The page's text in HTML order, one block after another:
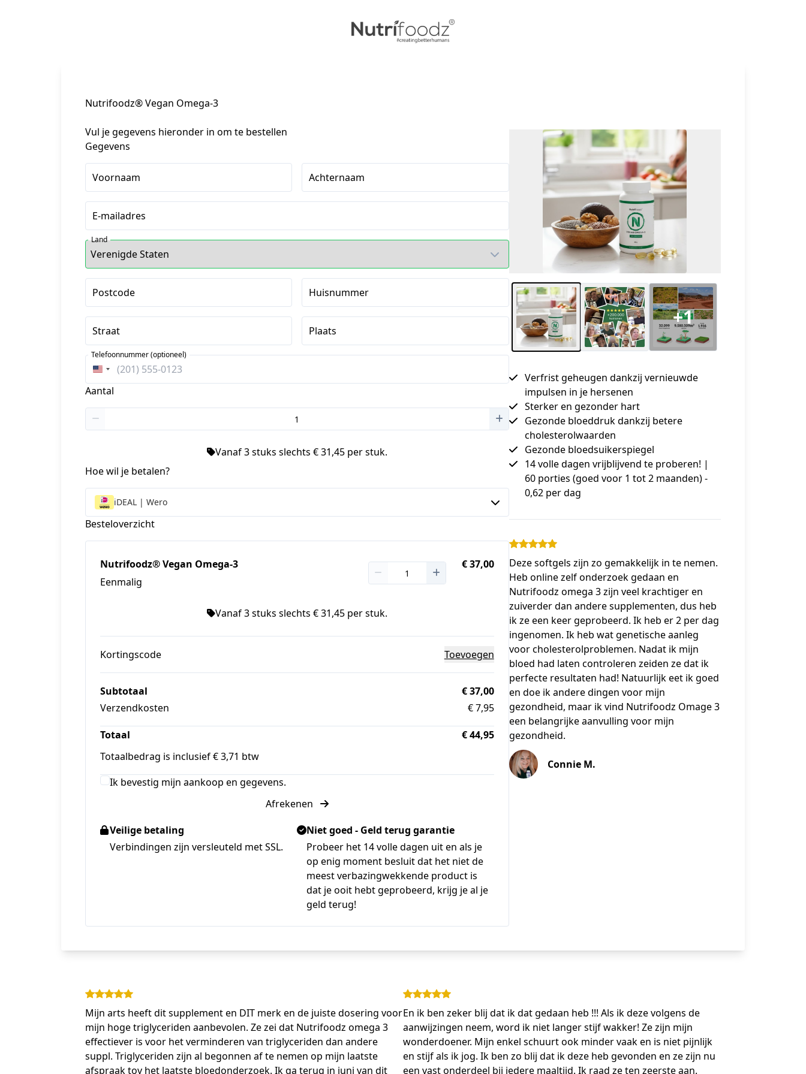
+1
Verfrist geheugen dankzij vernieuwde
impulsen in je hersenen
Sterker en gezonder hart
Gezonde bloeddruk dankzij betere
cholesterolwaarden
Gezonde bloedsuikerspiegel
14 volle dagen vrijblijvend te proberen! |
60 porties (goed voor 1 tot 2 maanden) -
0,62 per dag
Deze softgels zijn zo gemakkelijk in te nemen.
Heb online zelf onderzoek gedaan en
Nutrifoodz omega 3 zijn veel krachtiger en
zuiverder dan andere supplementen, dus heb
ik ze een keer geprobeerd. Ik heb er 2 per dag
ingenomen. Ik heb wat genetische aanleg
voor cholesterolproblemen. Nadat ik mijn
bloed had laten controleren zeiden ze dat ik
perfecte resultaten had! Natuurlijk eet ik goed
en doe ik andere dingen voor mijn
gezondheid, maar ik vind Nutrifoodz Omage 3
een belangrijke aanvulling voor mijn
gezondheid.
Connie M.
Nutrifoodz® Vegan Omega-3
Vul je gegevens hieronder in om te bestellen
Gegevens
Voornaam Achternaam
E-mailadres
Land
Postcode Huisnummer
Straat Plaats
Verenigde
Staten
Telefoonnummer (optioneel)
Aantal
Vanaf 3 stuks slechts € 31,45 per stuk.
Hoe wil je betalen?
iDEAL | Wero
Besteloverzicht
Nutrifoodz® Vegan Omega-3
Eenmalig
€ 37,00
Vanaf 3 stuks slechts € 31,45 per stuk.
Kortingscode Toevoegen
Subtotaal
€ 37,00
Verzendkosten
€ 7,95
Totaal
€ 44,95
Totaalbedrag is inclusief € 3,71 btw
Ik bevestig mijn aankoop en gegevens.
Afrekenen
Veilige betaling
Verbindingen zijn versleuteld met SSL.
Niet goed - Geld terug garantie
Probeer het 14 volle dagen uit en als je
op enig moment besluit dat het niet de
meest verbazingwekkende product is
dat je ooit hebt geprobeerd, krijg je al je
geld terug!
Mijn arts heeft dit supplement en DIT merk en de juiste dosering voor
mijn hoge triglyceriden aanbevolen. Ze zei dat Nutrifoodz omega 3
effectiever is voor het verminderen van triglyceriden dan andere
suppl. Triglyceriden zijn al begonnen af te nemen op mijn laatste
afspraak tov het laatste bloedonderzoek. Ik ga terug in juni van dit
En ik ben zeker blij dat ik dat gedaan heb !!! Als ik deze volgens de
aanwijzingen neem, word ik niet langer stijf wakker! Ze zijn mijn
wonderdoener. Mijn enkel schuurt ook minder vaak en is niet pijnlijk
en stijf als ik jog. Ik ben zo blij dat ik deze heb gevonden en ze zijn nu
een vast onderdeel bij iedere maaltijd. Ik raad ze ten zeerste aan.